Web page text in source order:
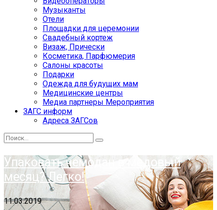
Музыканты
Отели
Площадки для церемонии
Свадебный кортеж
Визаж, Прически
Косметика, Парфюмерия
Салоны красоты
Подарки
Одежда для будущих мам
Медицинские центры
Медиа партнеры Мероприятия
ЗАГС информ
Адреса ЗАГСов
Упаковать чемодан в медовый
месяц? Легко!
11.03.2019